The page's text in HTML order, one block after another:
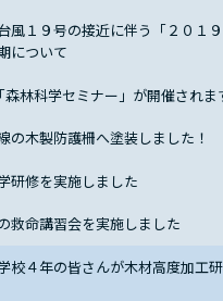
風１９号の接近に伴う「２０１
について
森林科学セミナー」が開催されま
の木製防護柵へ塗装しました！
研修を実施しました
救命講習会を実施しました
校４年の皆さんが木材高度加工